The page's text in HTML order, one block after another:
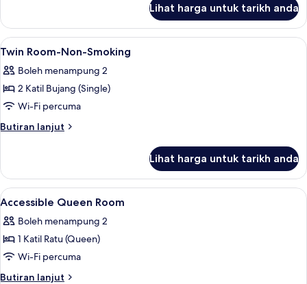
Accessible
1
Katil
Ratu
Accessible
Lihat harga untuk tarikh anda
Lihat
semua
foto
untuk
Twin
Room-
1 bilik tidur, peralatan tempat tidur
6
Twin Room-Non-Smoking
Boleh menampung 2
2 Katil Bujang (Single)
Wi-Fi percuma
Butiran lanjut
Butiran
Room-
Non-
Smoking
Lihat harga untuk tarikh anda
Lihat
semua
foto
untuk
Accessible
Queen
1 bilik tidur, peralatan tempat tidur
7
Accessible Queen Room
Boleh menampung 2
1 Katil Ratu (Queen)
Wi-Fi percuma
Butiran lanjut
Butiran